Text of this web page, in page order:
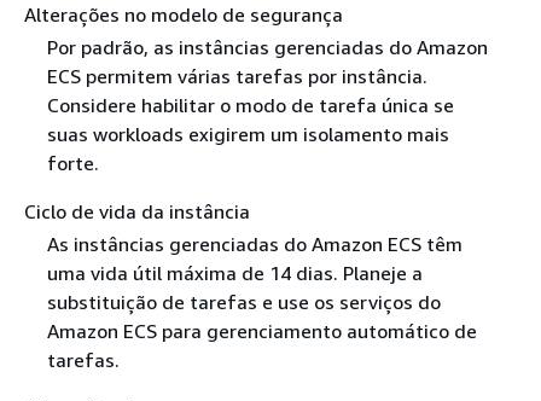
Alterações no modelo de segurança
Por padrão, as instâncias gerenciadas do Amazon
ECS permitem várias tarefas por instância.
Considere habilitar o modo de tarefa única se
suas workloads exigirem um isolamento mais
forte.
Ciclo de vida da instância
As instâncias gerenciadas do Amazon ECS têm
uma vida útil máxima de 14 dias. Planeje a
substituição de tarefas e use os serviços do
Amazon ECS para gerenciamento automático de
tarefas.